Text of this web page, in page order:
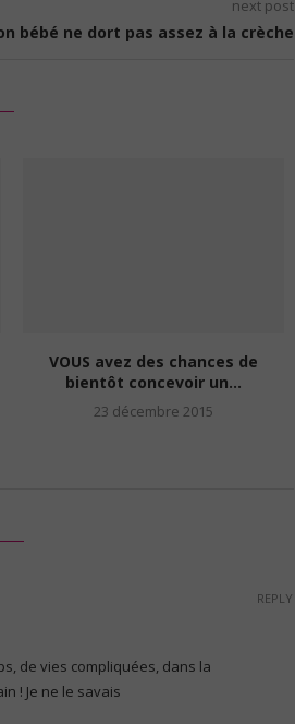
next post
bébé ne dort pas assez à la crèche
Une opération « Un Bébé, Un
Arbre » et une...
14 mai 2014
de vies compliquées, dans la
! Je ne le savais
REPLY